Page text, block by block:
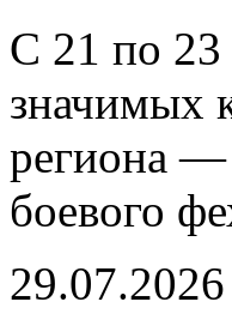
С 21 по 23
значимых
региона —
боевого
29.07.2026